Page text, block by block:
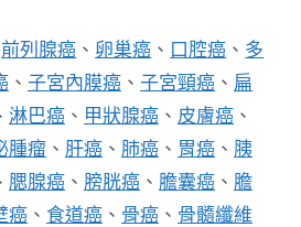
前列腺癌 、 卵巢癌 、 口腔癌 、 多
、 子宮內膜癌 、 子宮頸癌 、 扁
淋巴癌 、 甲狀腺癌 、 皮膚癌 、
腫瘤 、 肝癌 、 肺癌 、 胃癌 、 胰
腮腺癌 、 膀胱癌 、 膽囊癌 、 膽
癌 、 食道癌 、 骨癌 、 骨髓纖維